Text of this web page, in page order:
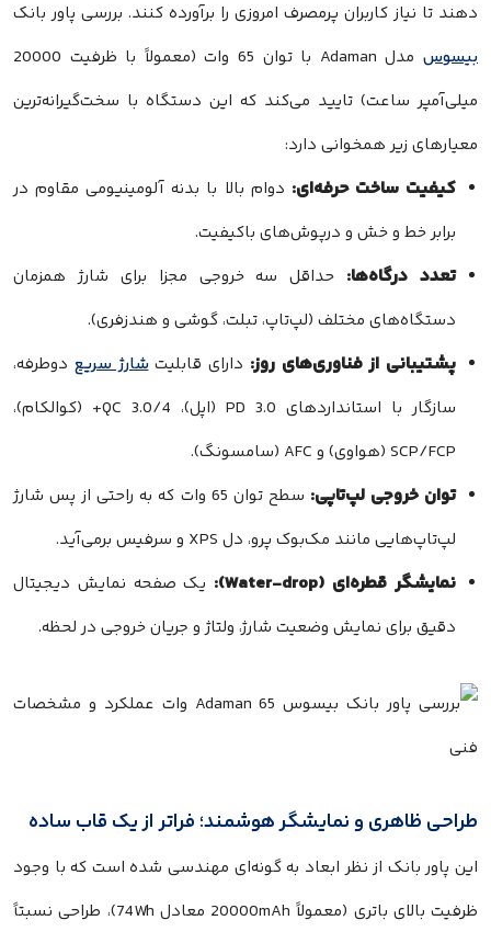
دهند تا نیاز کاربران پرمصرف امروزی را برآورده کنند. بررسی پاور بانک
بیسوس
مدل Adaman با توان 65 وات (معمولاً با ظرفیت 20000
میلی‌آمپر ساعت) تایید می‌کند که این دستگاه با سخت‌گیرانه‌ترین
معیارهای زیر همخوانی دارد:
کیفیت ساخت حرفه‌ای: دوام بالا با بدنه آلومینیومی مقاوم در
برابر خط و خش و درپوش‌های باکیفیت.
تعدد درگاه‌ها: حداقل سه خروجی مجزا برای شارژ همزمان
دستگاه‌های مختلف (لپ‌تاپ، تبلت، گوشی و هندزفری).
پشتیبانی از فناوری‌های روز: دارای قابلیتشارژ سریع دوطرفه،
سازگار با استانداردهای PD 3.0 (اپل)، QC 3.0/4+ (کوالکام)،
SCP/FCP (هواوی) و AFC (سامسونگ).
توان خروجی لپ‌تاپی:
سطح توان 65 وات که به راحتی از پس شارژ
لپ‌تاپ‌هایی مانند مک‌بوک پرو، دل XPS و سرفیس برمی‌آید.
نمایشگر قطره‌ای (Water-drop):
یک صفحه نمایش دیجیتال
دقیق برای نمایش وضعیت شارژ، ولتاژ و جریان خروجی در لحظه.
طراحی ظاهری و نمایشگر هوشمند؛ فراتر از یک قاب ساده
این پاور بانک از نظر ابعاد به گونه‌ای مهندسی شده است که با وجود
ظرفیت بالای باتری (معمولاً 20000mAh معادل 74Wh)، طراحی نسبتاً